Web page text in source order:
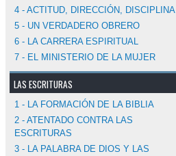
4 - ACTITUD, DIRECCIÓN, DISCIPLINA
5 - UN VERDADERO OBRERO
6 - LA CARRERA ESPIRITUAL
7 - EL MINISTERIO DE LA MUJER
LAS ESCRITURAS
1 - LA FORMACIÓN DE LA BIBLIA
2 - ATENTADO CONTRA LAS
ESCRITURAS
3 - LA PALABRA DE DIOS Y LAS